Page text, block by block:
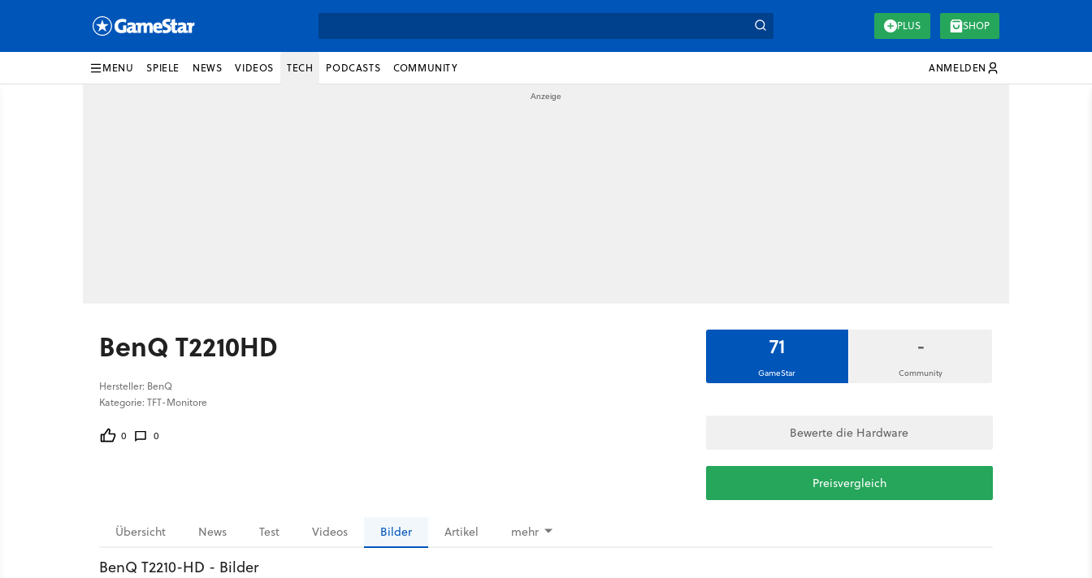
PLUS SHOP
MENU SPIELE NEWS VIDEOS TECH PODCASTS COMMUNITY ANMELDEN
BenQ T2210HD
Hersteller: BenQ
Kategorie: TFT-Monitore
0 0
71
GameStar
-
Community
Bewerte die Hardware
Preisvergleich
Übersicht News Test Videos Bilder Artikel mehr
BenQ T2210-HD - Bilder